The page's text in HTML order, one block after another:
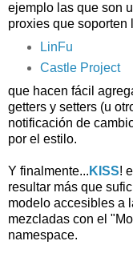
ejemplo las que son
proxies que soporten
LinFu
Castle Project
que hacen fácil
getters y setters (u
notificación de
por el estilo.
Y finalmente... KISS!
resultar más que
modelo accesibles a
mezcladas con el
namespace.